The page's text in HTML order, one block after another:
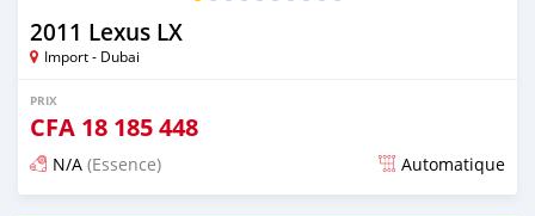
2011 Lexus LX
Import - Dubai
PRIX
CFA 18 185 448
N/A (Essence) Automatique